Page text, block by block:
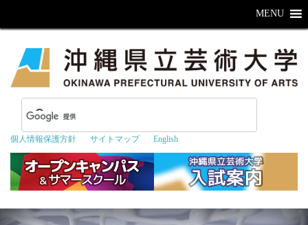
個人情報保護方針 サイトマップ English
MENU